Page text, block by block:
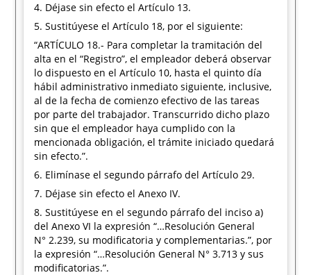
4. Déjase sin efecto el Artículo 13.
5. Sustitúyese el Artículo 18, por el siguiente:
“ARTÍCULO 18.- Para completar la tramitación del
alta en el “Registro”, el empleador deberá observar
lo dispuesto en el Artículo 10, hasta el quinto día
hábil administrativo inmediato siguiente, inclusive,
al de la fecha de comienzo efectivo de las tareas
por parte del trabajador. Transcurrido dicho plazo
sin que el empleador haya cumplido con la
mencionada obligación, el trámite iniciado quedará
sin efecto.”.
6. Elimínase el segundo párrafo del Artículo 29.
7. Déjase sin efecto el Anexo IV.
8. Sustitúyese en el segundo párrafo del inciso a)
del Anexo VI la expresión “…Resolución General
N° 2.239, su modificatoria y complementarias.”, por
la expresión “…Resolución General N° 3.713 y sus
modificatorias.”.